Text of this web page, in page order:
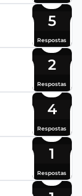
5
Respostas
2
Respostas
4
Respostas
1
Respostas